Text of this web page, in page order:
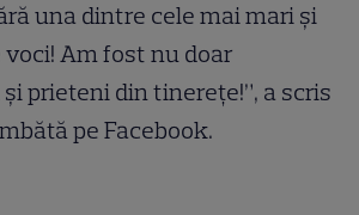
una dintre cele mai mari și
Am fost nu doar
prieteni din tinerețe!”, a scris
pe Facebook.